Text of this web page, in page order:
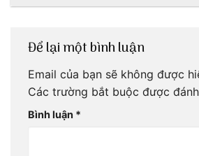
Để lại một bình luận
Email của bạn sẽ không được
Các trường bắt buộc được
Bình luận *